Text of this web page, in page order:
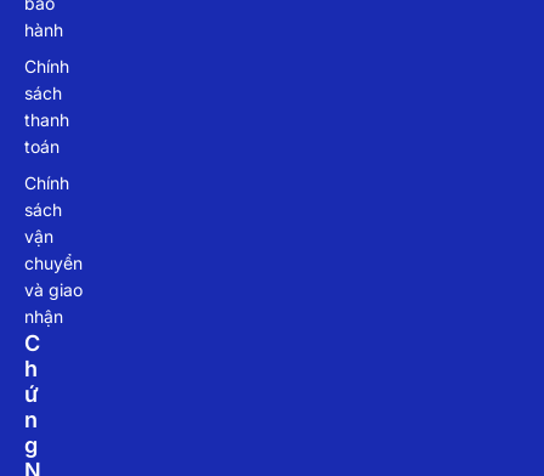
hành
Chính
sách
thanh
toán
Chính
sách
vận
chuyển
và giao
nhận
C
H
Ứ
N
G
N